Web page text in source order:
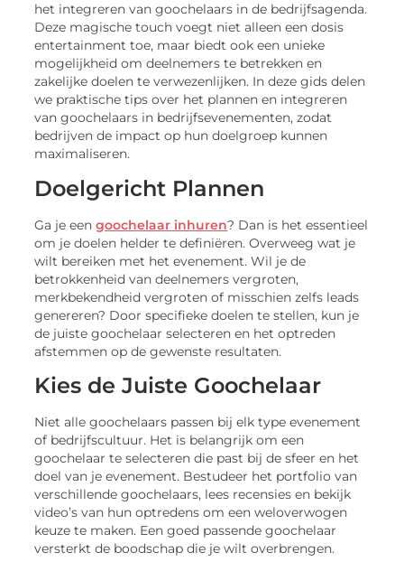
het integreren van goochelaars in de bedrijfsagenda.
Deze magische touch voegt niet alleen een dosis
entertainment toe, maar biedt ook een unieke
mogelijkheid om deelnemers te betrekken en
zakelijke doelen te verwezenlijken. In deze gids delen
we praktische tips over het plannen en integreren
van goochelaars in bedrijfsevenementen, zodat
bedrijven de impact op hun doelgroep kunnen
maximaliseren.
Doelgericht Plannen
Ga je eengoochelaar inhuren? Dan is het essentieel
om je doelen helder te definiëren. Overweeg wat je
wilt bereiken met het evenement. Wil je de
betrokkenheid van deelnemers vergroten,
merkbekendheid vergroten of misschien zelfs leads
genereren? Door specifieke doelen te stellen, kun je
de juiste goochelaar selecteren en het optreden
afstemmen op de gewenste resultaten.
Kies de Juiste Goochelaar
Niet alle goochelaars passen bij elk type evenement
of bedrijfscultuur. Het is belangrijk om een
goochelaar te selecteren die past bij de sfeer en het
doel van je evenement. Bestudeer het portfolio van
verschillende goochelaars, lees recensies en bekijk
video’s van hun optredens om een weloverwogen
keuze te maken. Een goed passende goochelaar
versterkt de boodschap die je wilt overbrengen.